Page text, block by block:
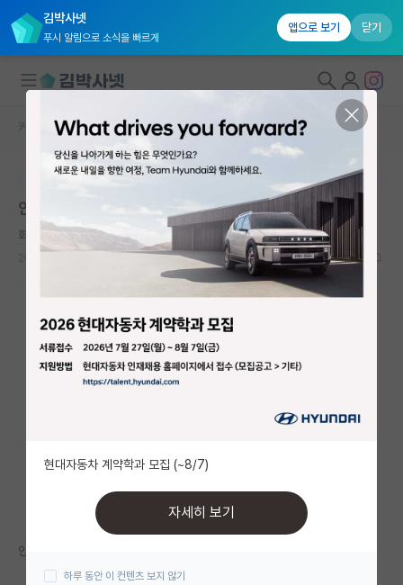
김박사넷
푸시 알림으로 소식을 빠르게
앱으로 보기 닫기
대학원생 모집
연구실&오픈랩
커뮤니티 홈
전체글보기
베스트 게시판
미국 유학 게시판
미국 대학원 합격 후기 게시판
커뮤니티 홈 자유 게시판(아무개랩)
본문이 수정되지 않는 박제글입니다.
안녕하세요 29살 무경력 대학원 진학 희망합니다.
화난 우장춘
안녕하세요 29살 무경력 대학원 진학 희망중입니다.
현대자동차 계약학과 모집 (~8/7)
자세히 보기
하루 동안 이 컨텐츠 보지 않기